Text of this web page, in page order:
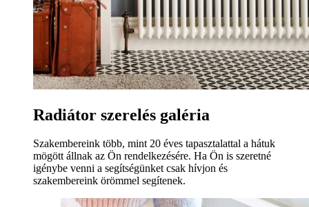
Radiátor szerelés galéria
Szakembereink több, mint 20 éves tapasztalattal a hátuk
mögött állnak az Ön rendelkezésére. Ha Ön is szeretné
igénybe venni a segítségünket csak hívjon és
szakembereink örömmel segítenek.